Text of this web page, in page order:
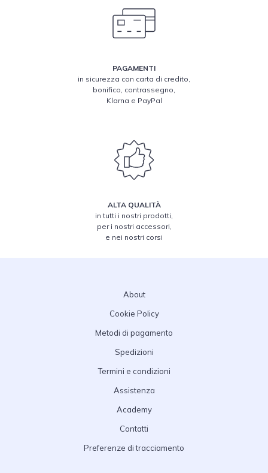
PAGAMENTI
in sicurezza con carta di credito,
bonifico, contrassegno,
Klarna e PayPal
ALTA QUALITÀ
in tutti i nostri prodotti,
per i nostri accessori,
e nei nostri corsi
About
Cookie Policy
Metodi di pagamento
Spedizioni
Termini e condizioni
Assistenza
Academy
Contatti
Preferenze di tracciamento